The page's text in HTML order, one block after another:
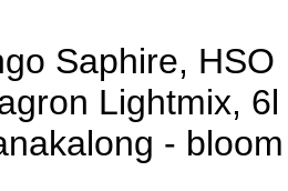
Saphire, HSO
Lightmix,
-